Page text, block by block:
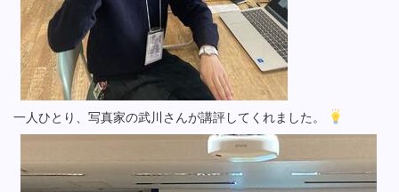
一人ひとり、写真家の武川さんが講評してくれました。